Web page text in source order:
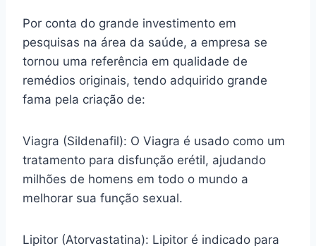
Por conta do grande investimento em
pesquisas na área da saúde, a empresa se
tornou uma referência em qualidade de
remédios originais, tendo adquirido grande
fama pela criação de:
Viagra (Sildenafil): O Viagra é usado como um
tratamento para disfunção erétil, ajudando
milhões de homens em todo o mundo a
melhorar sua função sexual.
Lipitor (Atorvastatina): Lipitor é indicado para